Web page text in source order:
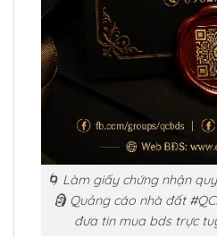
🌀 Làm giấy chứng nhận
🗿 Quảng cáo nhà đất
đưa tin mua bds trực